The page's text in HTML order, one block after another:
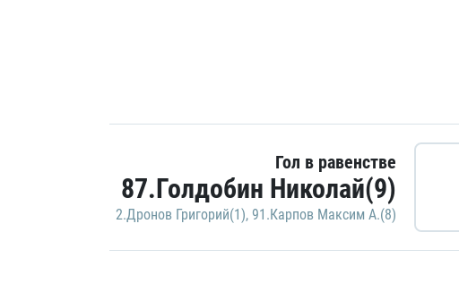
Гол в равенстве
87.Голдобин Николай(9)
2.Дронов Григорий(1), 91.Карпов Максим А.(8)